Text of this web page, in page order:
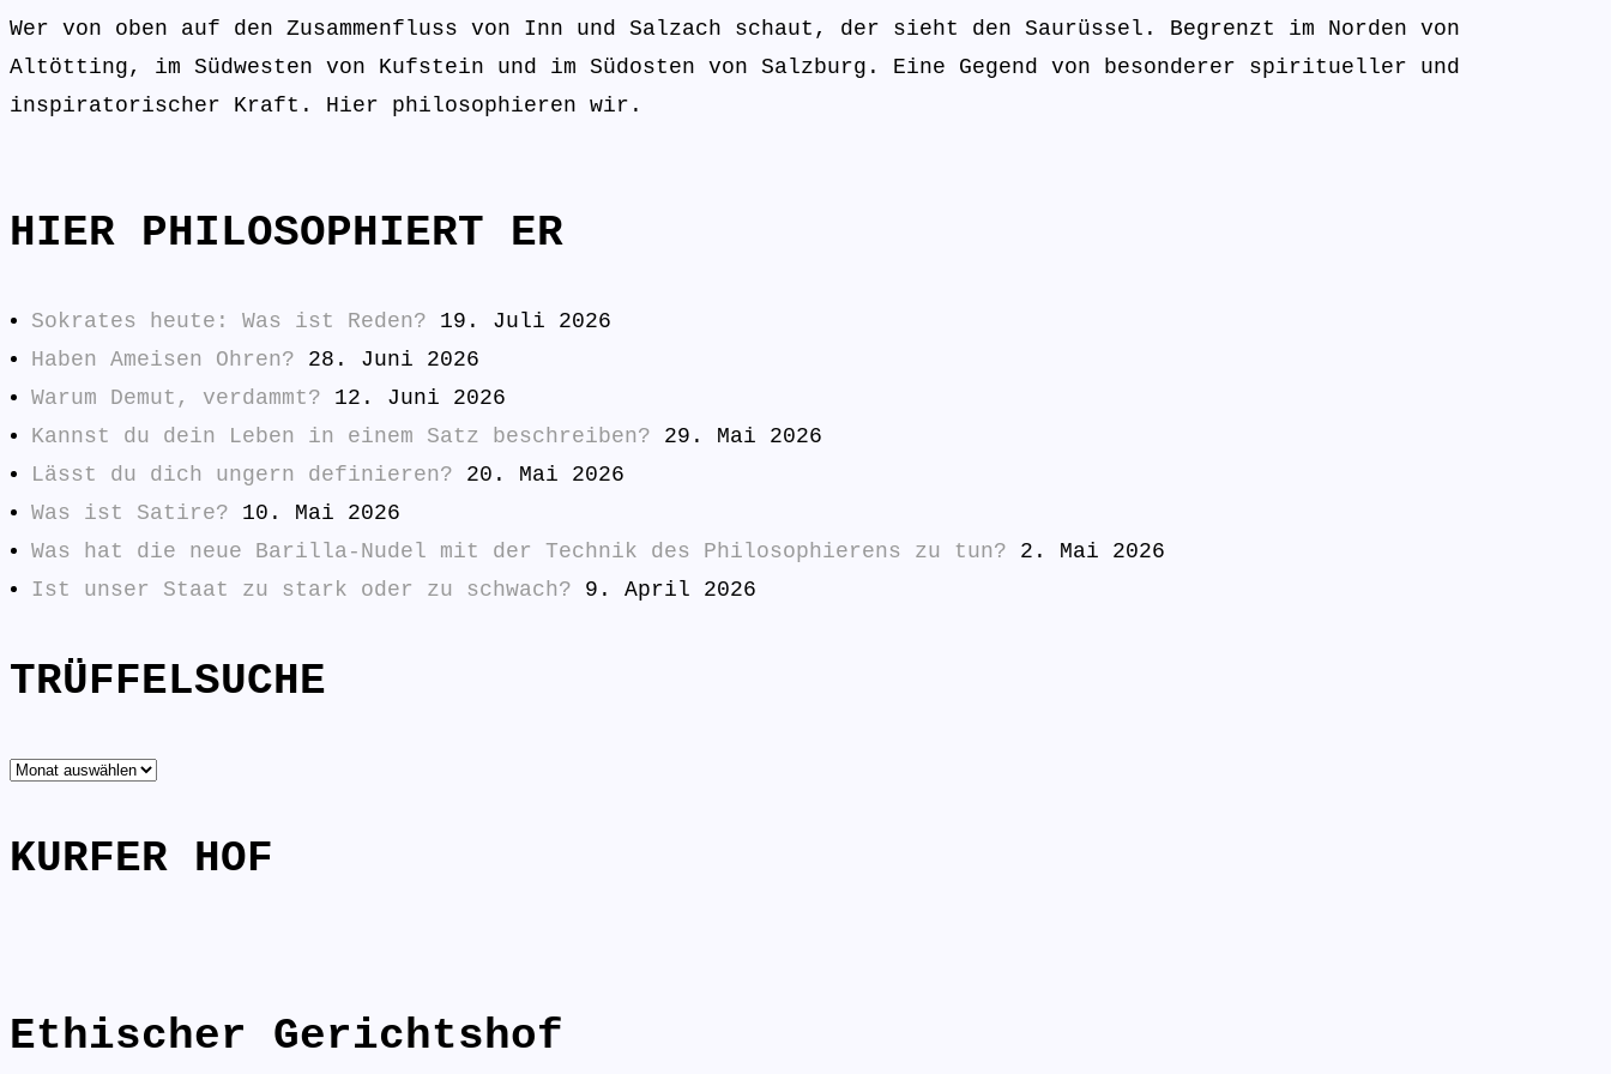
Wer von oben auf den Zusammenfluss von Inn und Salzach schaut, der sieht den Saurüssel. Begrenzt im Norden von
Altötting, im Südwesten von Kufstein und im Südosten von Salzburg. Eine Gegend von besonderer spiritueller und
inspiratorischer Kraft. Hier philosophieren wir.
HIER PHILOSOPHIERT ER
Sokrates heute: Was ist Reden?
19. Juli 2026
Haben Ameisen Ohren?
28. Juni 2026
Warum Demut, verdammt?
12. Juni 2026
Kannst du dein Leben in einem Satz beschreiben?
29. Mai 2026
Lässt du dich ungern definieren?
20. Mai 2026
Was ist Satire?
10. Mai 2026
Was hat die neue Barilla-Nudel mit der Technik des Philosophierens zu tun?
2. Mai 2026
Ist unser Staat zu stark oder zu schwach?
9. April 2026
TRÜFFELSUCHE
TRÜFFELSUCHE
KURFER HOF
Ethischer Gerichtshof